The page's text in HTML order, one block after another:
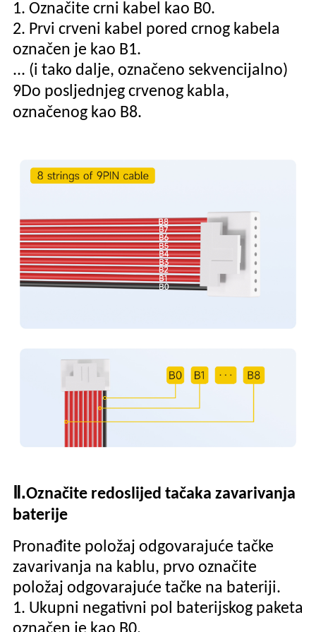
1. Označite crni kabel kao B0.
2. Prvi crveni kabel pored crnog kabela
označen je kao B1.
... (i tako dalje, označeno sekvencijalno)
9Do posljednjeg crvenog kabla,
označenog kao B8.
Ⅱ.Označite redoslijed tačaka zavarivanja
baterije
Pronađite položaj odgovarajuće tačke
zavarivanja na kablu, prvo označite
položaj odgovarajuće tačke na bateriji.
1. Ukupni negativni pol baterijskog paketa